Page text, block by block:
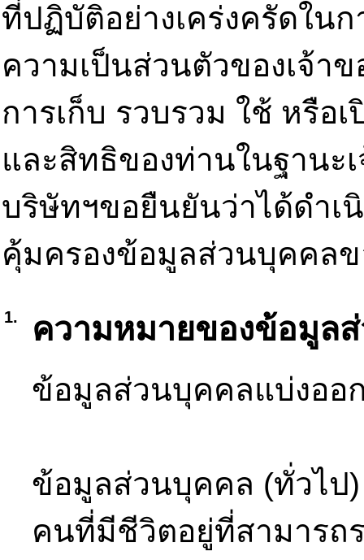
ที่ปฏิบัติอย่างเคร่งครัดใน
ความเป็นส่วนตัวของเจ้า
การเก็บ รวบรวม ใช้ หรือ
และสิทธิของท่านในฐานะ
บริษัทฯขอยืนยันว่าได้ดำ
คุ้มครองข้อมูลส่วนบุคคลข
1. ความหมายของข้อมูล
ข้อมูลส่วนบุคคลแบ่งออ
ข้อมูลส่วนบุคคล (ทั่วไป
คนที่มีชีวิตอยู่ที่สามารถ